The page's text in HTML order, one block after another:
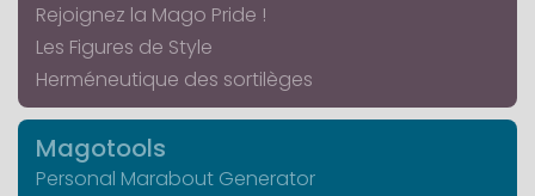
Rejoignez la Mago Pride !
Les Figures de Style
Herméneutique des sortilèges
Magotools
Personal Marabout Generator